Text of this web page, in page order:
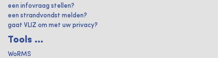
een infovraag stellen?
een strandvondst melden?
gaat VLIZ om met uw privacy?
Tools ...
WoRMS